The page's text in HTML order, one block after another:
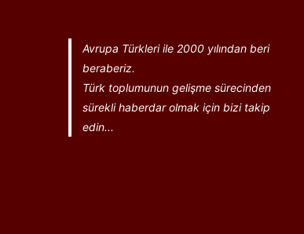
Avrupa Türkleri ile 2000 yılından beri
beraberiz.
Türk toplumunun gelişme sürecinden
sürekli haberdar olmak için bizi takip
edin...